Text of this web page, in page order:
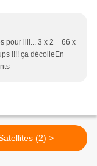
pour llll... 3 x 2 = 66 x
!!!! ça décolleEn
Satellites (2) >